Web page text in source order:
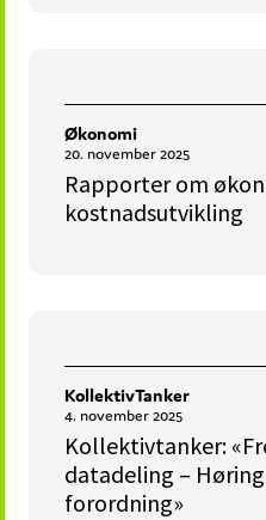
Økonomi
20. november 2025
Rapporter om
kostnadsutvikling
KollektivTanker
4. november 2025
Kollektivtanker:
datadeling –
forordning»